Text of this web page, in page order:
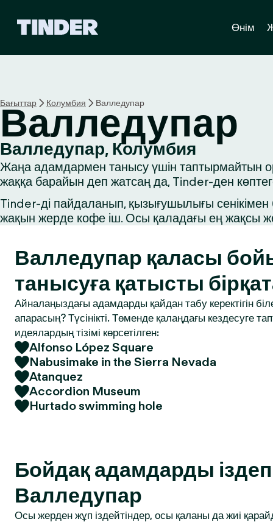
H
o
m
Өнім
Бағыттар Колумбия Валледупар
Валледупар
Валледупар, Колумбия
Жаңа адамдармен танысу үшін таптырмайтын
жаққа барайын деп жатсаң да, Tinder-ден
Tinder-ді пайдаланып, қызығушылығы сенікімен
жақын жерде кофе іш. Осы қаладағы ең жақсы
Валледупар қаласы
танысуға қатысты
Айналаңыздағы адамдарды қайдан табу керектігін
апарасың? Түсінікті. Төменде қалаңдағы кездесуге
идеялардың тізімі көрсетілген:
Alfonso López Square
Nabusimake in the Sierra Nevada
Atanquez
Accordion Museum
Hurtado swimming hole
Бойдақ адамдарды іздеп
Валледупар
Осы жерден жұп іздейтіндер, осы қаланы да жиі